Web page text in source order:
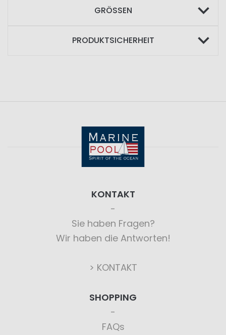
GRÖSSEN
PRODUKTSICHERHEIT
KONTAKT
Sie haben Fragen?
Wir haben die Antworten!
> KONTAKT
SHOPPING
FAQs